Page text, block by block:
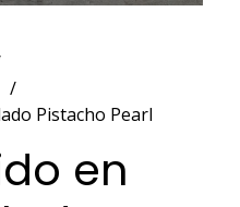
Pistacho Pearl
en